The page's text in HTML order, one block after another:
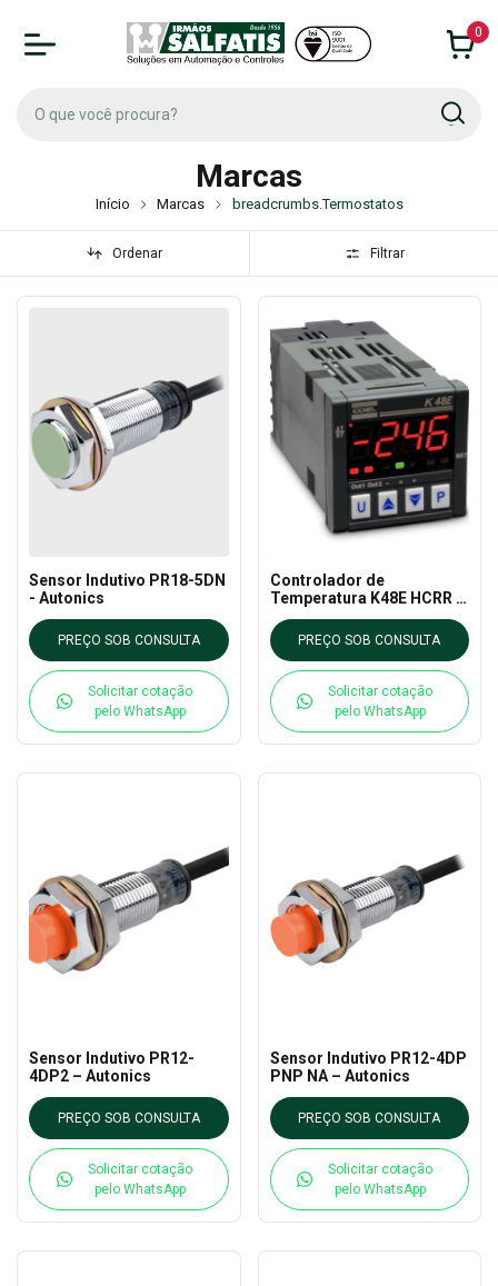
0
Marcas
Início Marcas breadcrumbs.Termostatos
Ordenar Filtrar
Sensor Indutivo PR18-5DN
- Autonics
PREÇO SOB CONSULTA
Solicitar cotação
pelo WhatsApp
Controlador de
Temperatura K48E HCRR –
Coel
PREÇO SOB CONSULTA
Solicitar cotação
pelo WhatsApp
Sensor Indutivo PR12-
4DP2 – Autonics
PREÇO SOB CONSULTA
Solicitar cotação
pelo WhatsApp
Sensor Indutivo PR12-4DP
PNP NA – Autonics
PREÇO SOB CONSULTA
Solicitar cotação
pelo WhatsApp